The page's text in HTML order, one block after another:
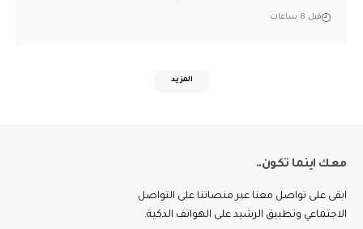
قبل 8 ساعات
المزيد
معك اينما تكون..
ابقى على تواصل معنا عبر منصاتنا على التواصل
الاجتماعي وتطبيق الرشيد على الهواتف الذكية.